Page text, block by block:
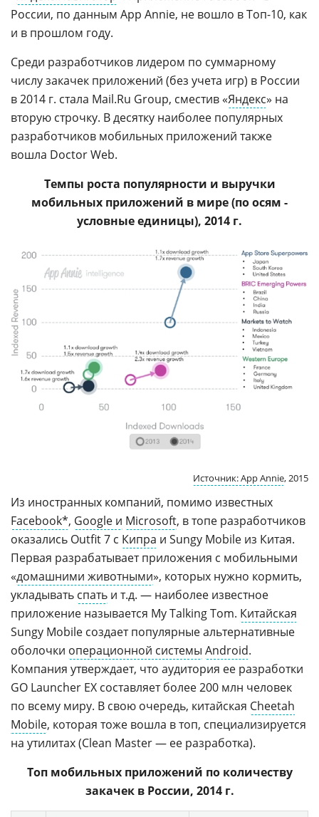
России, по данным App Annie, не вошло в Топ-10, как
и в прошлом году.
Среди разработчиков лидером по суммарному
числу закачек приложений (без учета игр) в России
в 2014 г. стала Mail.Ru Group, сместив «Яндекс» на
вторую строчку. В десятку наиболее популярных
разработчиков мобильных приложений также
вошла Doctor Web.
Темпы роста популярности и выручки
мобильных приложений в мире (по осям -
условные единицы), 2014 г.
Источник: App Annie, 2015
Из иностранных компаний, помимо известных
Facebook*, Google и Microsoft, в топе разработчиков
оказались Outfit 7 с Кипра и Sungy Mobile из Китая.
Первая разрабатывает приложения с мобильными
«домашними животными», которых нужно кормить,
укладывать спать и т.д. — наиболее известное
приложение называется My Talking Tom. Китайская
Sungy Mobile создает популярные альтернативные
оболочки операционной системы Android.
Компания утверждает, что аудитория ее разработки
GO Launcher EX составляет более 200 млн человек
по всему миру. В свою очередь, китайская Cheetah
Mobile, которая тоже вошла в топ, специализируется
на утилитах (Clean Master — ее разработка).
Топ мобильных приложений по количеству
закачек в России, 2014 г.